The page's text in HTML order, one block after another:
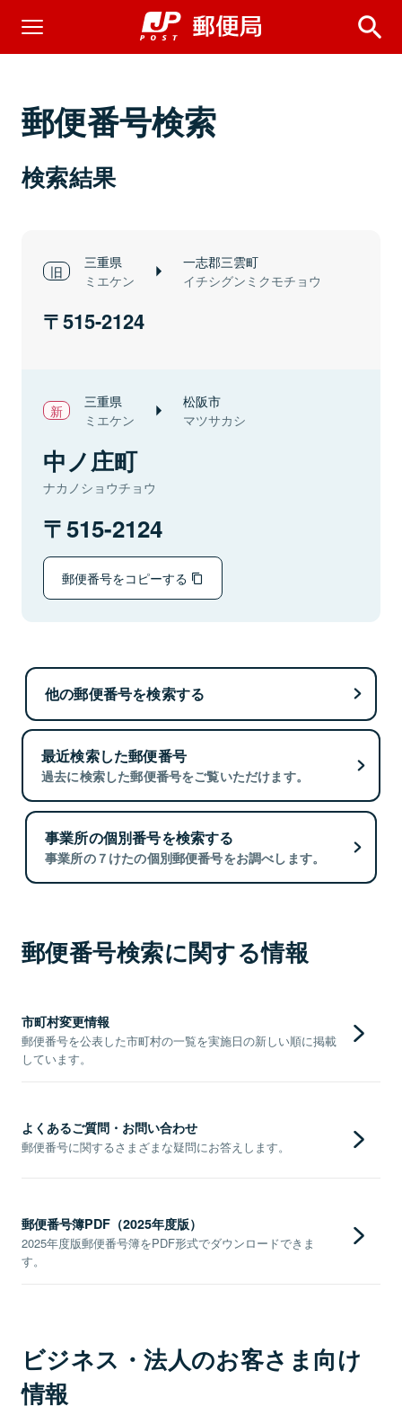
郵便番号検索
検索結果
三重県
ミエケン
一志郡三雲町
イチシグンミクモチョウ
515-2124
三重県
ミエケン
松阪市
マツサカシ
中ノ庄町
ナカノショウチョウ
515-2124
郵便番号をコピーする
他の郵便番号を検索する
最近検索した郵便番号
過去に検索した郵便番号をご覧いただけます。
事業所の個別番号を検索する
事業所の７けたの個別郵便番号をお調べします。
郵便番号検索に関する情報
市町村変更情報
郵便番号を公表した市町村の一覧を実施日の新しい順に掲載
しています。
よくあるご質問・お問い合わせ
郵便番号に関するさまざまな疑問にお答えします。
郵便番号簿PDF（2025年度版）
2025年度版郵便番号簿をPDF形式でダウンロードできま
す。
ビジネス・法人のお客さま向け
情報